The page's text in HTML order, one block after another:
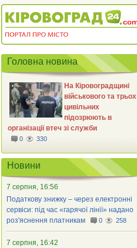
Головна новина
На Кіровоградщині
військового та трьох
цивільних
підозрюють в
організації втеч зі служби
0 330
Новини
7 серпня, 16:56
Податкову знижку – через електронні
сервіси: під час «гарячої лінії» надано
роз'яснення платникам
0 258
7 серпня, 16:42